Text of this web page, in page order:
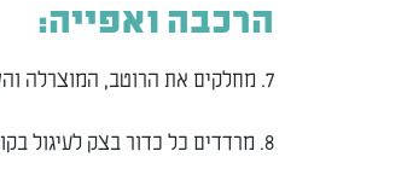
הרכבה ואפייה:
7. מחלקים את הרוטב, המוצרלה והסלסה ל־3 חלקים שווים.
8. מרדדים כל כדור בצק לעיגול בקוטר 25–30 ס״מ.